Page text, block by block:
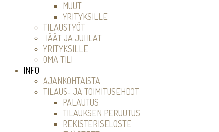
MUUT
YRITYKSILLE
TILAUSTYÖT
HÄÄT JA JUHLAT
YRITYKSILLE
OMA TILI
INFO
AJANKOHTAISTA
TILAUS- JA TOIMITUSEHDOT
PALAUTUS
TILAUKSEN PERUUTUS
REKISTERISELOSTE